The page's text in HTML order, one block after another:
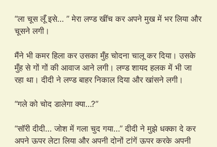
“ला चूस लूँ इसे… ” मेरा लण्ड खींच कर अपने मुख में भर लिया और
चूसने लगी।
मैंने भी कमर हिला कर उसका मुँह चोदना चालू कर दिया। उसके
मुँह से गों गों की आवाज आने लगी। लण्ड शायद हलक में भी जा
रहा था। दीदी ने लण्ड बाहर निकाल दिया और खांसने लगी।
“गले को चोद डालेगा क्या…?”
“सॉरी दीदी… जोश में गला चुद गया…” दीदी ने मुझे धक्का दे कर
अपने ऊपर लेटा लिया और अपनी दोनों टांगें ऊपर करके अपनी